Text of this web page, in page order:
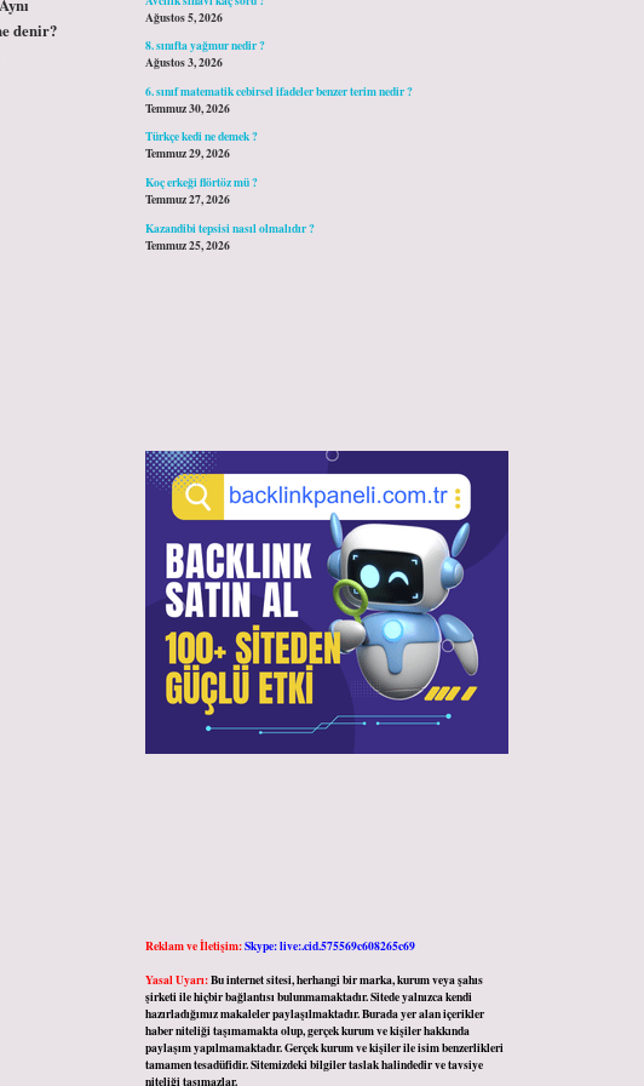
denir?
Ağustos 5, 2026
8. sınıfta yağmur nedir ?
Ağustos 3, 2026
6. sınıf matematik cebirsel ifadeler benzer terim nedir ?
Temmuz 30, 2026
Türkçe kedi ne demek ?
Temmuz 29, 2026
Koç erkeği flörtöz mü ?
Temmuz 27, 2026
Kazandibi tepsisi nasıl olmalıdır ?
Temmuz 25, 2026
Reklam ve İletişim:Skype: live:.cid.575569c608265c69
Yasal Uyarı:Bu internet sitesi, herhangi bir marka, kurum veya şahıs
şirketi ile hiçbir bağlantısı bulunmamaktadır. Sitede yalnızca kendi
hazırladığımız makaleler paylaşılmaktadır. Burada yer alan içerikler
haber niteliği taşımamakta olup, gerçek kurum ve kişiler hakkında
paylaşım yapılmamaktadır. Gerçek kurum ve kişiler ile isim benzerlikleri
tamamen tesadüfidir. Sitemizdeki bilgiler taslak halindedir ve tavsiye
niteliği taşımazlar.